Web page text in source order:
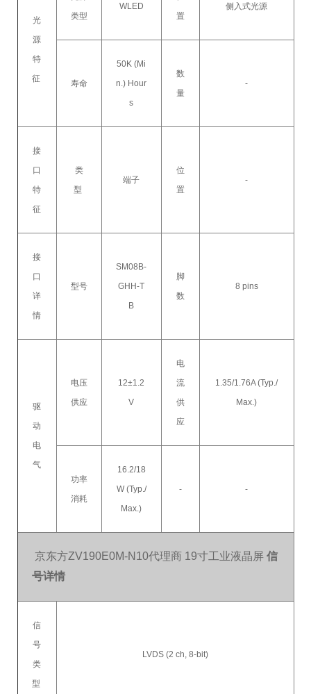
光
源
特
征
类型
WLED
置
侧入式光源
寿命
50K (Mi
n.) Hour
s
数
量
-
接
口
特
征
类
型
端子
位
置
-
接
口
详
情
型号
SM08B-
GHH-T
B
脚
数
8 pins
驱
动
电
气
电压
供应
12±1.2
V
电
流
供
应
1.35/1.76A (Typ./
Max.)
功率
消耗
16.2/18
W (Typ./
Max.)
- -
京东方ZV190E0M-N10代理商 19寸工业液晶屏信
号详情
信
号
类
型
LVDS (2 ch, 8-bit)